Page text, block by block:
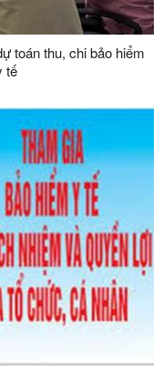
toán thu, chi bảo hiểm
tế